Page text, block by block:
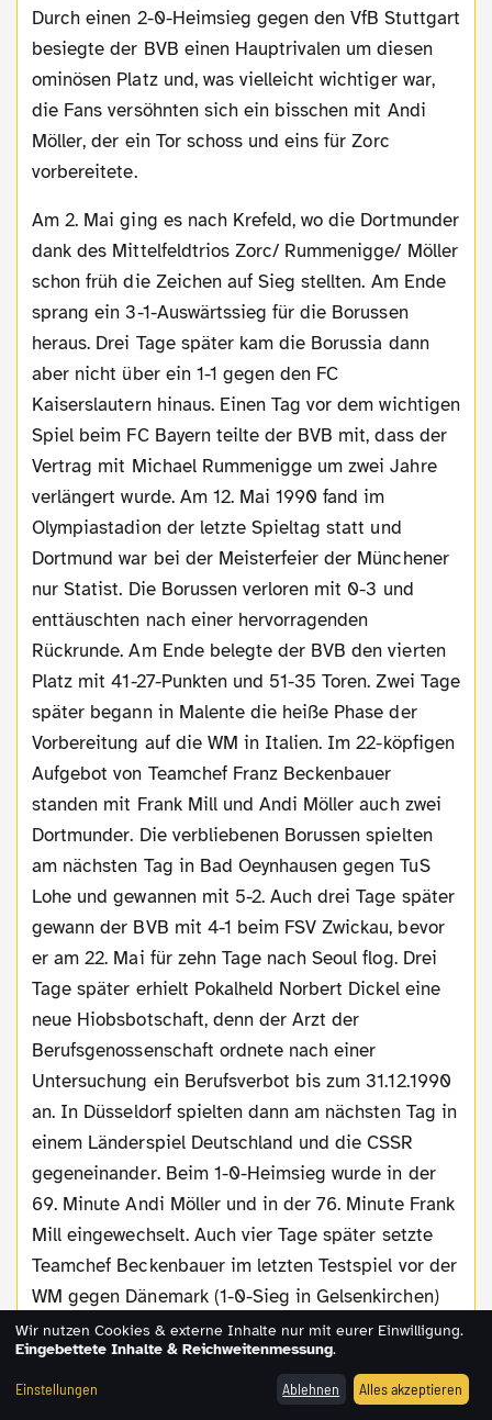
Durch einen 2-0-Heimsieg gegen den VfB Stuttgart
besiegte der BVB einen Hauptrivalen um diesen
ominösen Platz und, was vielleicht wichtiger war,
die Fans versöhnten sich ein bisschen mit Andi
Möller, der ein Tor schoss und eins für Zorc
vorbereitete.
Am 2. Mai ging es nach Krefeld, wo die Dortmunder
dank des Mittelfeldtrios Zorc/ Rummenigge/ Möller
schon früh die Zeichen auf Sieg stellten. Am Ende
sprang ein 3-1-Auswärtssieg für die Borussen
heraus. Drei Tage später kam die Borussia dann
aber nicht über ein 1-1 gegen den FC
Kaiserslautern hinaus. Einen Tag vor dem wichtigen
Spiel beim FC Bayern teilte der BVB mit, dass der
Vertrag mit Michael Rummenigge um zwei Jahre
verlängert wurde. Am 12. Mai 1990 fand im
Olympiastadion der letzte Spieltag statt und
Dortmund war bei der Meisterfeier der Münchener
nur Statist. Die Borussen verloren mit 0-3 und
enttäuschten nach einer hervorragenden
Rückrunde. Am Ende belegte der BVB den vierten
Platz mit 41-27-Punkten und 51-35 Toren. Zwei Tage
später begann in Malente die heiße Phase der
Vorbereitung auf die WM in Italien. Im 22-köpfigen
Aufgebot von Teamchef Franz Beckenbauer
standen mit Frank Mill und Andi Möller auch zwei
Dortmunder. Die verbliebenen Borussen spielten
am nächsten Tag in Bad Oeynhausen gegen TuS
Lohe und gewannen mit 5-2. Auch drei Tage später
gewann der BVB mit 4-1 beim FSV Zwickau, bevor
er am 22. Mai für zehn Tage nach Seoul flog. Drei
Tage später erhielt Pokalheld Norbert Dickel eine
neue Hiobsbotschaft, denn der Arzt der
Berufsgenossenschaft ordnete nach einer
Untersuchung ein Berufsverbot bis zum 31.12.1990
an. In Düsseldorf spielten dann am nächsten Tag in
einem Länderspiel Deutschland und die CSSR
gegeneinander. Beim 1-0-Heimsieg wurde in der
69. Minute Andi Möller und in der 76. Minute Frank
Mill eingewechselt. Auch vier Tage später setzte
Teamchef Beckenbauer im letzten Testspiel vor der
WM gegen Dänemark (1-0-Sieg in Gelsenkirchen)
alle Spieler außer Bodo Ilgner ein. Der BVB spielte
in Südkorea zweimal gegen die
Nationalmannschaft, konnte aber keinen Sieg
Wir nutzen Cookies & externe Inhalte nur mit eurer Einwilligung.
Eingebettete Inhalte & Reichweitenmessung.
Einstellungen Ablehnen Alles akzeptieren